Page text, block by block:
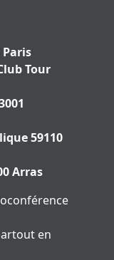
Tour
59110
Arras
en